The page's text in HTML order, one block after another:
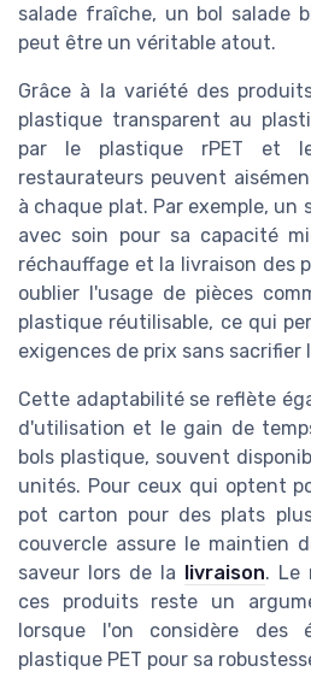
salade fraîche, un bol salade
peut être un véritable atout.
Grâce à la variété des
plastique transparent au
par le plastique rPET et
restaurateurs peuvent
à chaque plat. Par exemple, un
avec soin pour sa capacité
réchauffage et la livraison des
oublier l'usage de pièces
plastique réutilisable, ce qui
exigences de prix sans sacrifier
Cette adaptabilité se reflète
d'utilisation et le gain de
bols plastique, souvent
unités. Pour ceux qui optent
pot carton pour des plats
couvercle assure le maintien
saveur lors de la livraison. Le
ces produits reste un
lorsque l'on considère des
plastique PET pour sa